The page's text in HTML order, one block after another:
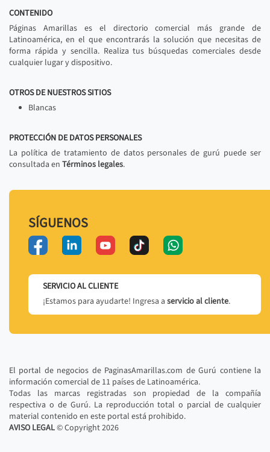
CONTENIDO
Páginas Amarillas es el directorio comercial más grande de
Latinoamérica, en el que encontrarás la solución que necesitas de
forma rápida y sencilla. Realiza tus búsquedas comerciales desde
cualquier lugar y dispositivo.
OTROS DE NUESTROS SITIOS
Blancas
PROTECCIÓN DE DATOS PERSONALES
La política de tratamiento de datos personales de gurú puede ser
consultada en Términos legales.
SÍGUENOS
SERVICIO AL CLIENTE
¡Estamos para ayudarte! Ingresa a servicio al cliente.
El portal de negocios de PaginasAmarillas.com de Gurú contiene la
información comercial de 11 países de Latinoamérica.
Todas las marcas registradas son propiedad de la compañía
respectiva o de Gurú. La reproducción total o parcial de cualquier
material contenido en este portal está prohibido.
AVISO LEGAL© Copyright2026